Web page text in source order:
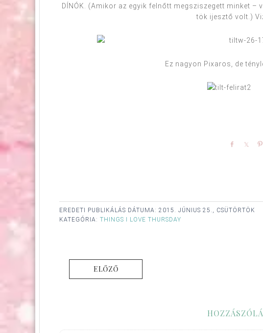
DÍNÓK. (Amikor az egyik felnőtt megsziszegett minket –
tök ijesztő volt.)
Ez nagyon Pixaros, de
Share
EREDETI PUBLIKÁLÁS DÁTUMA: 2015. JÚNIUS 25., CSÜTÖRTÖK
KATEGÓRIA: THINGS I LOVE THURSDAY
ELŐZŐ